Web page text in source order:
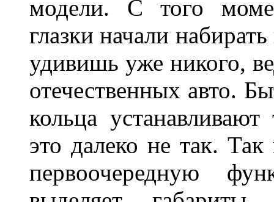
модели. С того
глазки начали
удивишь уже никого,
отечественных авто.
кольца
это далеко не так. Так
первоочередную